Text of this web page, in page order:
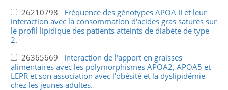
26210798 Fréquence des génotypes APOA II et leur
interaction avec la consommation d'acides gras saturés sur
le profil lipidique des patients atteints de diabète de type
2.
26365669 Interaction de l'apport en graisses
alimentaires avec les polymorphismes APOA2, APOA5 et
LEPR et son association avec l'obésité et la dyslipidémie
chez les jeunes adultes.